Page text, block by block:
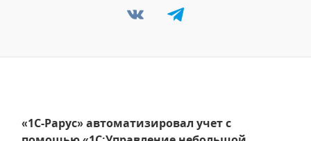
«1С-Рарус» автоматизировал учет с